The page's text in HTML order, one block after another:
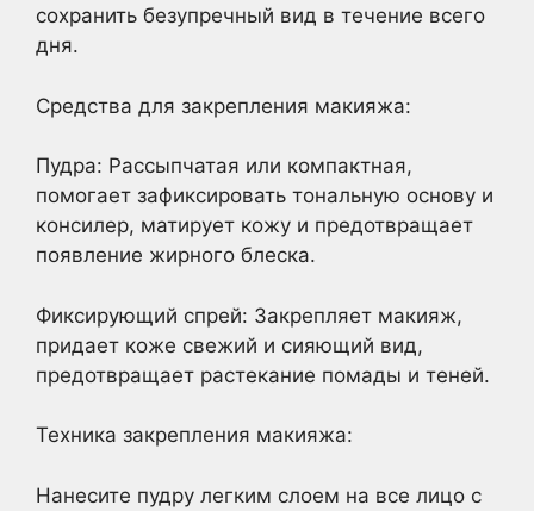
сохранить безупречный вид в течение всего
дня.
Средства для закрепления макияжа:
Пудра: Рассыпчатая или компактная,
помогает зафиксировать тональную основу и
консилер, матирует кожу и предотвращает
появление жирного блеска.
Фиксирующий спрей: Закрепляет макияж,
придает коже свежий и сияющий вид,
предотвращает растекание помады и теней.
Техника закрепления макияжа:
Нанесите пудру легким слоем на все лицо с